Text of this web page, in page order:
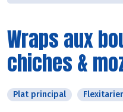
Wraps aux
chiches &
Plat principal